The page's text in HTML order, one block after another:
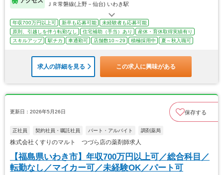
ＪＲ常磐線(上野－仙台) いわき駅
年収700万円以上可 新卒も応募可能
未経験者も応募可能
原則、引越しを伴う転勤なし
住宅補助（手当）あり
産休・育休取得実績有り
スキルアップ
駅チカ 車通勤可 店舗数10～29 積極採用中 夏～秋入職可
求人の詳細を見る この求人に興味がある
更新日：2026年5月26日 保存する
正社員 契約社員・嘱託社員 パート・アルバイト 調剤薬局
株式会社くすりのマルト つづら店の薬剤師求人
【福島県いわき市】年収700万円以上可／総合科目／
転勤なし／マイカー可／未経験OK／パート可